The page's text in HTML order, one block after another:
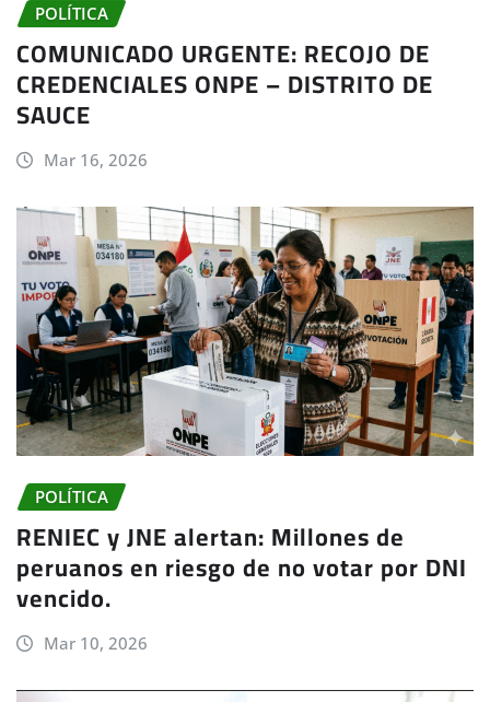
POLÍTICA
COMUNICADO URGENTE: RECOJO DE
CREDENCIALES ONPE – DISTRITO DE
SAUCE
Mar 16, 2026
POLÍTICA
RENIEC y JNE alertan: Millones de
peruanos en riesgo de no votar por DNI
vencido.
Mar 10, 2026